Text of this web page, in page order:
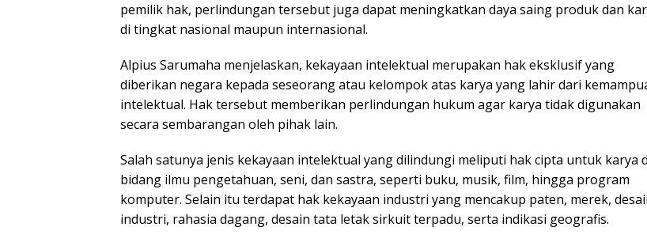
pemilik hak, perlindungan tersebut juga dapat meningkatkan daya saing produk dan
di tingkat nasional maupun internasional.
Alpius Sarumaha menjelaskan, kekayaan intelektual merupakan hak eksklusif yang
diberikan negara kepada seseorang atau kelompok atas karya yang lahir dari
intelektual. Hak tersebut memberikan perlindungan hukum agar karya tidak digunakan
secara sembarangan oleh pihak lain.
Salah satunya jenis kekayaan intelektual yang dilindungi meliputi hak cipta untuk karya
bidang ilmu pengetahuan, seni, dan sastra, seperti buku, musik, film, hingga program
komputer. Selain itu terdapat hak kekayaan industri yang mencakup paten, merek,
industri, rahasia dagang, desain tata letak sirkuit terpadu, serta indikasi geografis.